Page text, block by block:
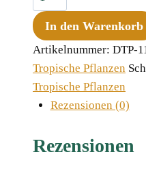
aff.
aiensis
Menge
In den Warenkorb
Artikelnummer: DTP-
Tropische Pflanzen
Tropische Pflanzen
Rezensionen (0)
Rezensionen